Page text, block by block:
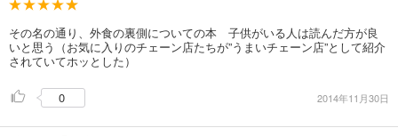
その名の通り、外食の裏側についての本 子供がいる人は読んだ方が良
いと思う（お気に入りのチェーン店たちが”うまいチェーン店”として紹介
されていてホッとした）
0 2014年11月30日